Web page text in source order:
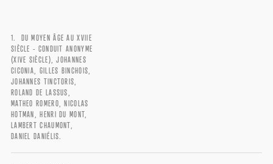
DU MOYEN ÂGE AU XVIIE
SIÈCLE - CONDUIT ANONYME
(XIVE SIÈCLE), JOHANNES
CICONIA, GILLES BINCHOIS,
JOHANNES TINCTORIS,
ROLAND DE LASSUS,
MATHEO ROMERO, NICOLAS
HOTMAN, HENRI DU MONT,
LAMBERT CHAUMONT,
DANIEL DANIÉLIS.